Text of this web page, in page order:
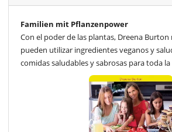
Familien mit Pflanzenpower
Con el poder de las plantas, Dreena
pueden utilizar ingredientes veganos y
comidas saludables y sabrosas para toda